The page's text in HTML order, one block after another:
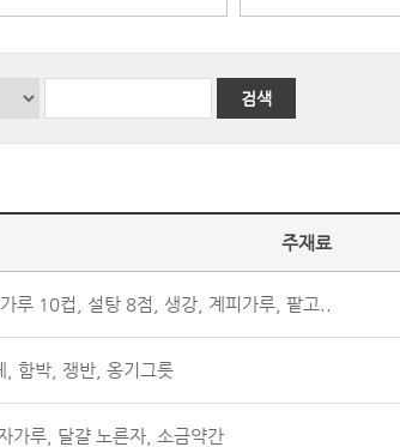
검색
주재료
루 10컵, 설탕 8점, 생강, 계피가루, 팥고..
, 함박, 쟁반, 옹기그릇
가루, 달걀 노른자, 소금약간